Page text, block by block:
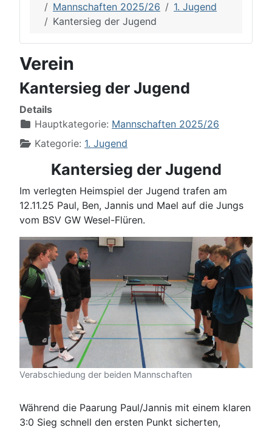
Mannschaften 2025/26
1. Jugend
Kantersieg der Jugend
Verein
Kantersieg der Jugend
Details
Hauptkategorie: Mannschaften 2025/26
Kategorie: 1. Jugend
Kantersieg der Jugend
Im verlegten Heimspiel der Jugend trafen am
12.11.25 Paul, Ben, Jannis und Mael auf die Jungs
vom BSV GW Wesel-Flüren.
Verabschiedung der beiden Mannschaften
Während die Paarung Paul/Jannis mit einem klaren
3:0 Sieg schnell den ersten Punkt sicherten,